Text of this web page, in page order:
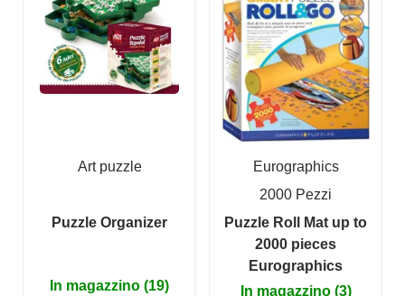
Art puzzle
Puzzle Organizer
In magazzino (19)
Eurographics
2000 Pezzi
Puzzle Roll Mat up to
2000 pieces
Eurographics
In magazzino (3)